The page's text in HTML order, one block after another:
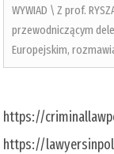
WYWIAD \ Z prof.
przewodniczącym
Europejskim, rozmawia
https://
https://